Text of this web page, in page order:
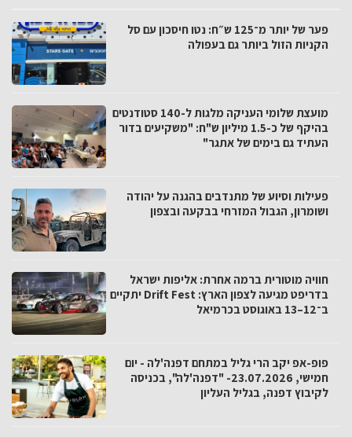
פער של יותר מ־125 ש״ח: נטו חיסכון עם סל
הקניות הזול ביותר גם בעפולה
מועצת שלומי העניקה מלגות ל-140 סטודנטים
בהיקף של כ-1.5 מיליון ש"ח: "משקיעים בדור
העתיד גם בימים של אתגר"
פעילות וסיוע של מתנדבים בהגנה על יהודה
ושומרון, הגבול המזרחי בבקעה ובצפון
חוויה מוטורית ברמה אחרת: אליפות ישראל
בדריפט מגיעה לצפון הארץ: Drift Fest יתקיים
ב־12–13 באוגוסט בכרמיאל
פופ-אפ יקב הרי גליל במתחם דפנה'לה - יום
חמישי, 23.07.2026- "דפנה'לה", בכניסה
לקיבוץ דפנה, בגליל העליון